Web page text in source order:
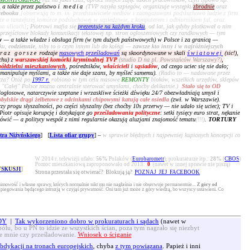
, a także przez państwo i media (TVP nasyła szpiegów, organizuje występki/zbrodnieoraz
[obserwują to m. in. przedstawiciele mediów i zaangażowani podsłuchowo ludzie z firm
tamtejszej komórce podsłuchowej w sąsiedztwie, z komputerem i odbiornikiem fal, oraz
ulicach] ; Piotrowi mafia się prezentuje na każdym kroku , od lat, jak gdyby plotkował o nim
blokady komunikacji tekstowej np. stron ogłoszeniowych czy randkowych — tym
— a także władze i obsługa firm (w tym dużych państwowych) w Polsce i za granicą —
codziennie , niby to o czym innym lub do kolegi — zawsze kto inny i w najróżniejszych
gorsze rodzaje masowych prześladowań są skoordynowane w skali światowej (sic!)
z warszawskiej komórki kryminalnej TVP (studio D na pl. Powstańców Warszawy?)
mieszkaniowych , pośredników, właścicieli i sąsiadów , od czego uciec się nie dało;
myślami, a także nie daje szans, by myśleć samemu). (Radio to — nadawane przez
Otóż po 1997 r. robiono w tym celu masowe REMONTYbloków, wszelkich urzędów, sklepów
Polsce można centralnie sterować umysłami, choćby delikatnie.) Stało się to OD
natarczywie szeptane i wrzaskliwe ścieżki dźwięku 24/7 obezwładniają umysł i
drągi żelbetowe z odcinkami chipowymi katują całe osiedla (zwł. w Warszawie).
progu słyszalności, po części słyszalny (bez choćby 10s przerwy — nie udało się uciec); TV i
opisuje korupcję i dotykające go prześladowania polityczne: setki tysięcy euro strat, nękanie
— a politycy wespół z nimi regularnie okazują aluzjami znajomość tematu(!!!) TORTURY
Niżyńskiego] [Lista ofiar grupy] – w sprawie błędnych i najpewniej kupionych koncepcji co
]
W 2014 r. telewizji ufało: 56% Polaków (Eurobarometr), prokuraturze itp.: 28% (CBOS)
Pomoc mieszkaniową zaproponowało od 2013: 0 (nawet w innej sprawie nie piszą)
Strona przestała się otwierać? Blokują ją? POZNAJ JEJ FACEBOOK
i własne sprawy, których normalnie nikt mu nie nagłaśnia i nie obserwuje permanentnie... Z góry od
będącego intruzją w czyjąś prywatność. Oni tam już może z góry wiedzą, bo wszyscy ustawieni. Co
Tak wykorzeniono dobro w prokuraturach i sądach (nawet w
bo u PN to idzie ze wszystkich ścian, poza tym nagrało się niezbyt
mnie czy prześladowanie. Wniosek o ściganie
na tronach europejskich , chyba z tym powiązana . Papież i inni